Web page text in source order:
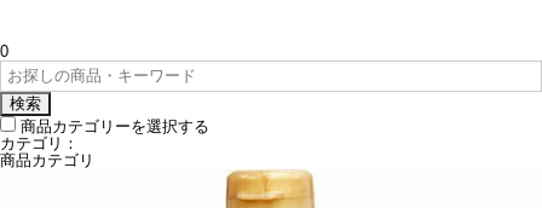
0
検索
商品カテゴリーを選択する
カテゴリ：
商品カテゴリ